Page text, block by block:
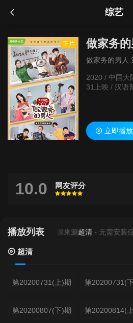
综艺
正片 做家务
做家务的男人
2020 / 中国大
31上映 / 汉语
立即播放
10.0 网友评分
很差
较差还行推荐力荐
播放列表当前资源来源超清- 无需安装任
超清
第20200731(上)期 第20200731(
第20200807(下)期 第20200814(